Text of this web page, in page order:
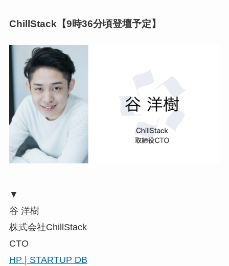
ChillStack【9時36分頃登壇予定】
▼
谷 洋樹
株式会社ChillStack
CTO
HP | STARTUP DB